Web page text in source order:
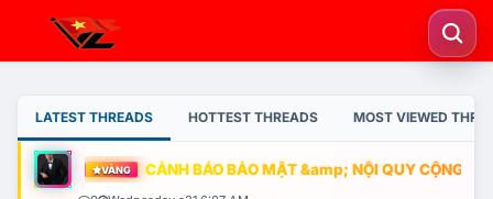
LATEST THREADS HOTTEST THREADS MOST VIEWED
VÀNG CẢNH BÁO BẢO MẬT &amp; NỘI QUY CỘNG